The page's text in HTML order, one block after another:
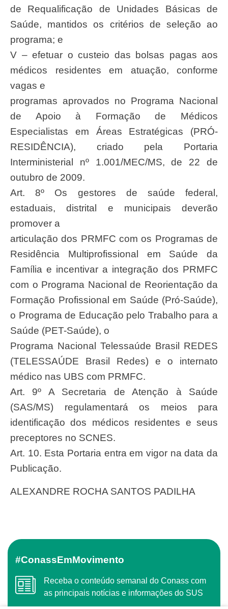
de Requalificação de Unidades Básicas de
Saúde, mantidos os critérios de seleção ao
programa; e
V – efetuar o custeio das bolsas pagas aos
médicos residentes em atuação, conforme
vagas e
programas aprovados no Programa Nacional
de Apoio à Formação de Médicos
Especialistas em Áreas Estratégicas (PRÓ-
RESIDÊNCIA), criado pela Portaria
Interministerial nº 1.001/MEC/MS, de 22 de
outubro de 2009.
Art. 8º Os gestores de saúde federal,
estaduais, distrital e municipais deverão
promover a
articulação dos PRMFC com os Programas de
Residência Multiprofissional em Saúde da
Família e incentivar a integração dos PRMFC
com o Programa Nacional de Reorientação da
Formação Profissional em Saúde (Pró-Saúde),
o Programa de Educação pelo Trabalho para a
Saúde (PET-Saúde), o
Programa Nacional Telessaúde Brasil REDES
(TELESSAÚDE Brasil Redes) e o internato
médico nas UBS com PRMFC.
Art. 9º A Secretaria de Atenção à Saúde
(SAS/MS) regulamentará os meios para
identificação dos médicos residentes e seus
preceptores no SCNES.
Art. 10. Esta Portaria entra em vigor na data da
Publicação.
ALEXANDRE ROCHA SANTOS PADILHA
#ConassEmMovimento
Receba o conteúdo semanal do Conass com
as principais notícias e informações do SUS